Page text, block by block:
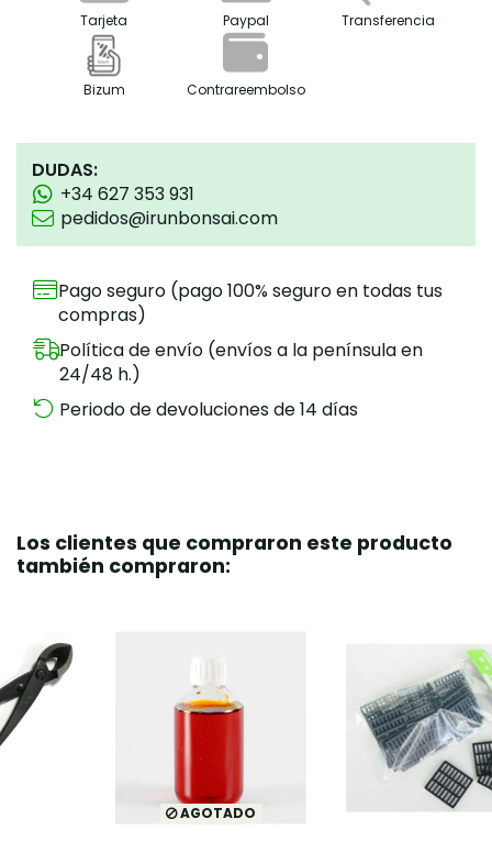
Tarjeta Paypal Transferencia
Bizum Contrareembolso
DUDAS:
+34 627 353 931
pedidos@irunbonsai.com
Pago seguro (pago 100% seguro en todas tus
compras)
Política de envío (envíos a la península en
24/48 h.)
Periodo de devoluciones de 14 días
Los clientes que compraron este producto
también compraron:
AGOTADO